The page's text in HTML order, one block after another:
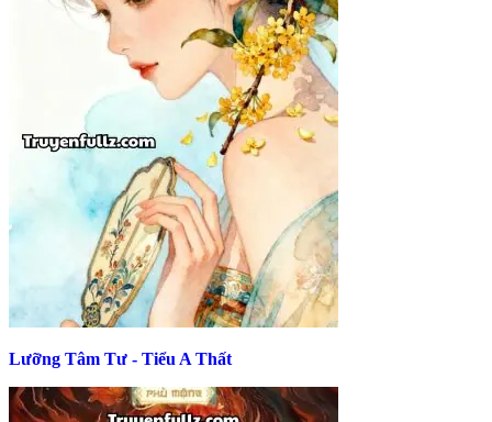
Lưỡng Tâm Tư - Tiểu A Thất